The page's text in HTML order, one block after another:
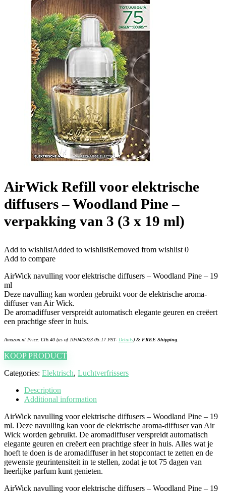
AirWick Refill voor elektrische
diffusers – Woodland Pine –
verpakking van 3 (3 x 19 ml)
Add to wishlistAdded to wishlistRemoved from wishlist 0
Add to compare
AirWick navulling voor elektrische diffusers – Woodland Pine – 19
ml
Deze navulling kan worden gebruikt voor de elektrische aroma-
diffuser van Air Wick.
De aromadiffuser verspreidt automatisch elegante geuren en creëert
een prachtige sfeer in huis.
Amazon.nl Price: €16.40 (as of 10/04/2023 05:17 PST- Details) & FREE Shipping
KOOP PRODUCT
Categories: Elektrisch, Luchtverfrissers
Description
Additional information
AirWick navulling voor elektrische diffusers – Woodland Pine – 19
ml. Deze navulling kan voor de elektrische aroma-diffuser van Air
Wick worden gebruikt. De aromadiffuser verspreidt automatisch
elegante geuren en creëert een prachtige sfeer in huis. Alles wat je
hoeft te doen is de aromadiffuser in het stopcontact te zetten en de
gewenste geurintensiteit in te stellen, zodat je tot 75 dagen van
heerlijke parfum kunt genieten.
AirWick navulling voor elektrische diffusers – Woodland Pine – 19